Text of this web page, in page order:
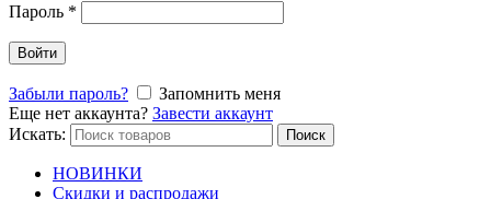
Пароль *
Войти
Забыли пароль?
Запомнить меня
Еще нет аккаунта? Завести аккаунт
Искать:
Поиск
НОВИНКИ
Скидки и распродажи